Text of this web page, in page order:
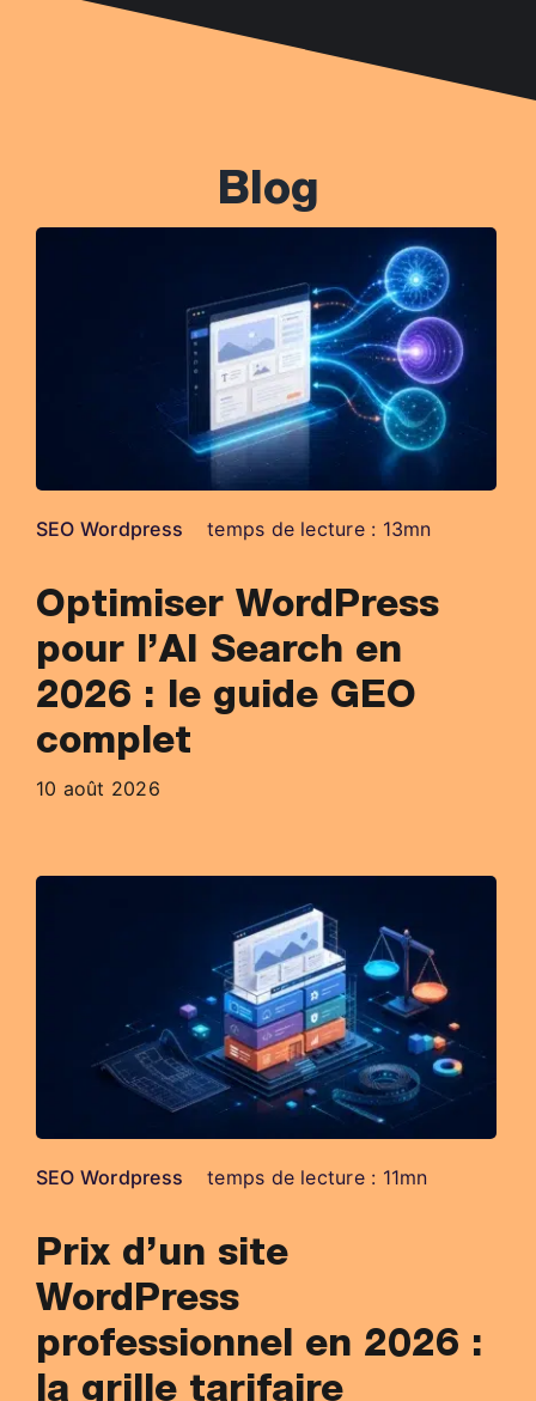
Blog
SEO Wordpress temps de lecture : 13mn
Optimiser WordPress
pour l’AI Search en
2026 : le guide GEO
complet
10 août 2026
SEO Wordpress temps de lecture : 11mn
Prix d’un site
WordPress
professionnel en 2026 :
la grille tarifaire